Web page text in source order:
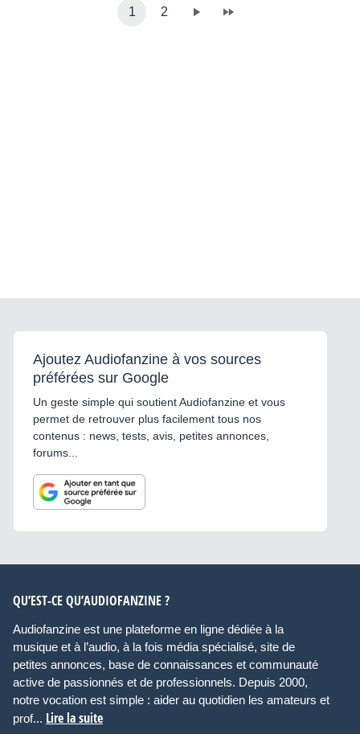
1 2
Ajoutez Audiofanzine à vos sources
préférées sur Google
Un geste simple qui soutient Audiofanzine et vous
permet de retrouver plus facilement tous nos
contenus : news, tests, avis, petites annonces,
forums...
QU’EST-CE QU’AUDIOFANZINE ?
Audiofanzine est une plateforme en ligne dédiée à la
musique et à l’audio, à la fois média spécialisé, site de
petites annonces, base de connaissances et communauté
active de passionnés et de professionnels. Depuis 2000,
notre vocation est simple : aider au quotidien les amateurs et
prof... Lire la suite